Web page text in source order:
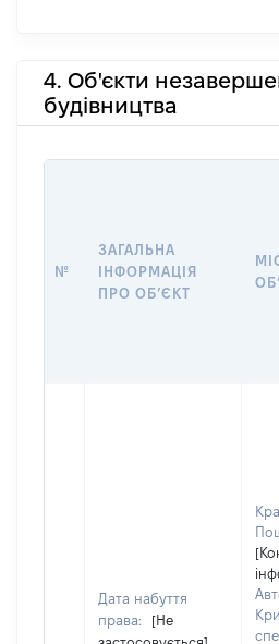
4. Об'єкти
будівництва
№
ЗАГАЛЬНА
ІНФОРМАЦІЯ
ПРО ОБʼЄКТ
Дата набуття
права:
[Не